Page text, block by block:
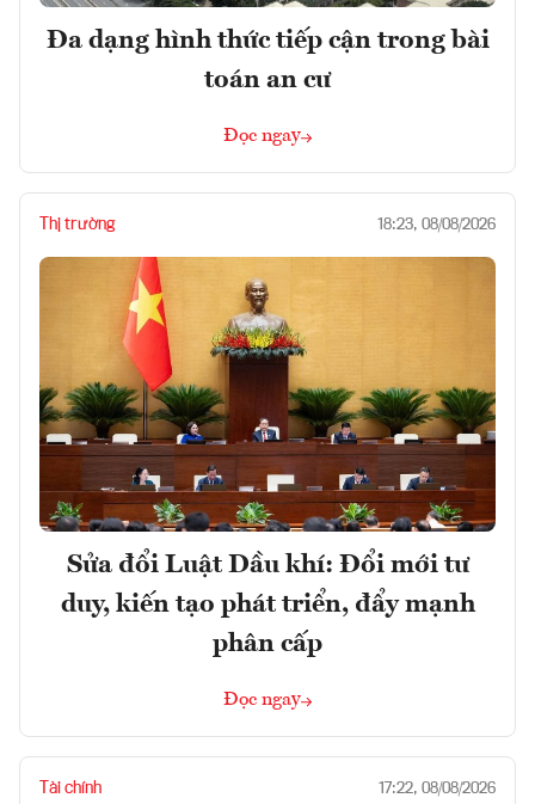
Đa dạng hình thức tiếp cận trong bài
toán an cư
Đọc ngay
Thị trường 18:23, 08/08/2026
Sửa đổi Luật Dầu khí: Đổi mới tư
duy, kiến tạo phát triển, đẩy mạnh
phân cấp
Đọc ngay
Tài chính 17:22, 08/08/2026